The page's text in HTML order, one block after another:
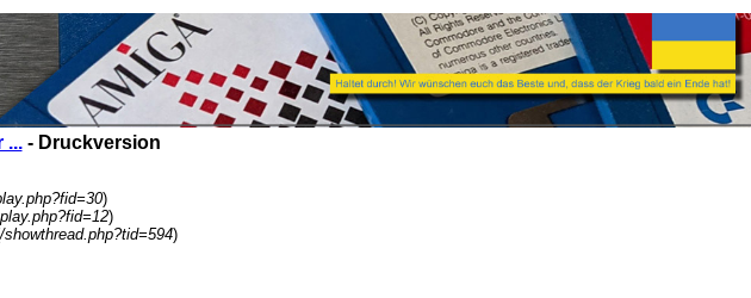
...- Druckversion
)
)
/showthread.php?tid=594)